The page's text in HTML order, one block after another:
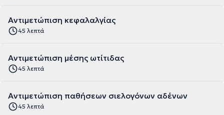
Αντιμετώπιση κεφαλαλγίας
45 λεπτά
Αντιμετώπιση μέσης ωτίτιδας
45 λεπτά
Αντιμετώπιση παθήσεων σιελογόνων αδένων
45 λεπτά